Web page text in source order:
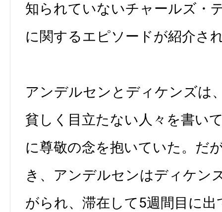
知られていないチャールズ・
に関するエピソードが紹介さ
アンデルセンとディケンズは
貧しく目立たない人々を書い
に尊敬の念を抱いていた。だ
き、アンデルセンはディケン
がられ、滞在して5週間目に